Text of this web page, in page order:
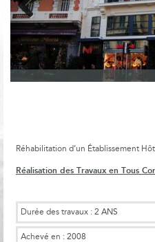
Previous
Réhabilitation d’un Établissement
Réalisation des Travaux en Tous
Durée des travaux : 2 ANS
Achevé en : 2008